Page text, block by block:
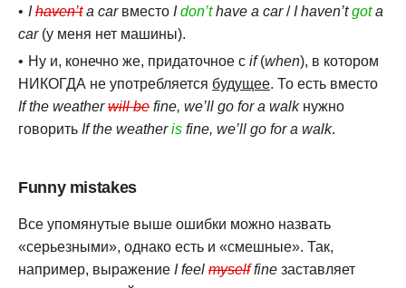
Ihaven’ta carвместо Idon’thave a car/ I haven’tgota
car(у меня нет машины).
Ну и, конечно же, придаточное с if(when), в котором
НИКОГДА не употребляется будущее. То есть вместо
If the weatherwill be fine, we’ll go for a walkнужно
говорить If the weatheris fine, we’ll go for a walk.
Funny mistakes
Все упомянутые выше ошибки можно назвать
«серьезными», однако есть и «смешные». Так,
например, выражение I feel myselffine заставляет